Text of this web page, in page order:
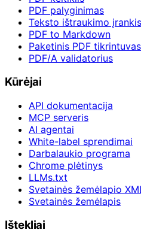
PDF palyginimas
Teksto ištraukimo įrankis
PDF to Markdown
Paketinis PDF tikrintuvas
PDF/A validatorius
Kūrėjai
API dokumentacija
MCP serveris
AI agentai
White-label sprendimai
Darbalaukio programa
Chrome plėtinys
LLMs.txt
Svetainės žemėlapio
Svetainės žemėlapis
Ištekliai